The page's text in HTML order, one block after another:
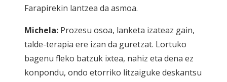
Farapirekin lantzea da asmoa.
Michela: Prozesu osoa, lanketa izateaz gain,
talde-terapia ere izan da guretzat. Lortuko
bagenu fleko batzuk ixtea, nahiz eta dena ez
konpondu, ondo etorriko litzaiguke deskantsu